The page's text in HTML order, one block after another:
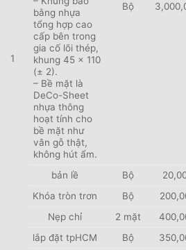
1
bằng nhựa
tổng hợp cao
cấp bên trong
gia cố lõi thép,
khung 45 x 110
(± 2).
– Bề mặt là
DeCo-Sheet
nhựa thông
hoạt tính cho
bề mặt như
vân gỗ thật,
không hút ẩm.
Bộ
bản lề Bộ
Khóa tròn trơn
Bộ
Nẹp chỉ
2 mặt
lắp đặt tpHCM
Bộ